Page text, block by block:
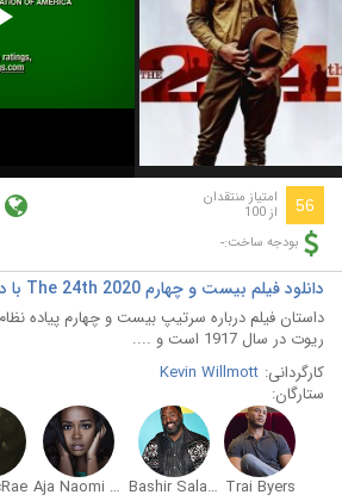
56 امتیاز منتقدان
از 100
بودجه ساخت:-
دانلود فیلم بیست و چهارم The 24th 2020 با دوبله فارسی
داستان فیلم درباره سرتیپ بیست و چهارم پیاده
ریوت در سال 1917 است و ....
کارگردانی: Kevin Willmott
ستارگان:
Trai Byers
Bashir Salahuddin
Aja Naomi King